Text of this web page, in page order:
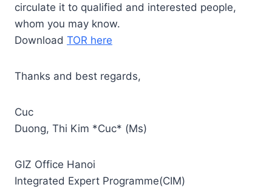
circulate it to qualified and interested people,
whom you may know.
Download TOR here
Thanks and best regards,
Cuc
Duong, Thi Kim *Cuc* (Ms)
GIZ Office Hanoi
Integrated Expert Programme(CIM)